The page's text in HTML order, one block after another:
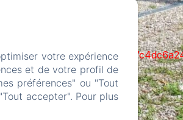
c6e932f9d3d27b65-
votre expérience
et de votre profil de
préférences" ou "Tout
accepter". Pour plus